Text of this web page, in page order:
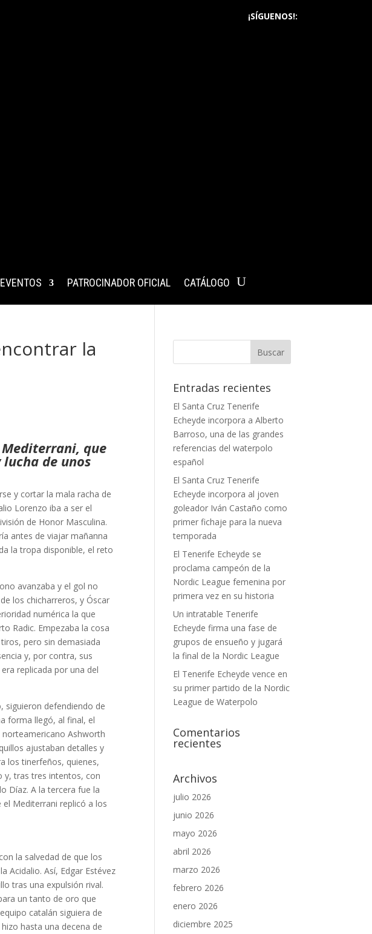
¡SÍGUENOS!:
EVENTOS PATROCINADOR OFICIAL CATÁLOGO
la
que
de unos
y cortar la mala racha de
Lorenzo iba a ser el
de Honor Masculina.
antes de viajar mañanna
la tropa disponible, el reto
avanzaba y el gol no
los chicharreros, y Óscar
numérica la que
Radic. Empezaba la cosa
pero sin demasiada
y, por contra, sus
replicada por una del
siguieron defendiendo de
forma llegó, al final, el
Ashworth
ajustaban detalles y
los tinerfeños, quienes,
y, tras tres intentos, con
Díaz. A la tercera fue la
Mediterrani replicó a los
la salvedad de que los
Acidalio. Así, Edgar Estévez
tras una expulsión rival.
un tanto de oro que
catalán siguiera de
hasta una decena de
Entradas recientes
El Santa Cruz Tenerife
Echeyde incorpora a Alberto
Barroso, una de las grandes
referencias del waterpolo
español
El Santa Cruz Tenerife
Echeyde incorpora al joven
goleador Iván Castaño como
primer fichaje para la nueva
temporada
El Tenerife Echeyde se
proclama campeón de la
Nordic League femenina por
primera vez en su historia
Un intratable Tenerife
Echeyde firma una fase de
grupos de ensueño y jugará
la final de la Nordic League
El Tenerife Echeyde vence en
su primer partido de la Nordic
League de Waterpolo
Comentarios
recientes
Archivos
julio 2026
junio 2026
mayo 2026
abril 2026
marzo 2026
febrero 2026
enero 2026
diciembre 2025